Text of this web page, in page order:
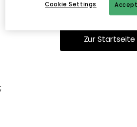
Sie können auf unserer Startseite
Zur Startseite
;
Cookie Settings